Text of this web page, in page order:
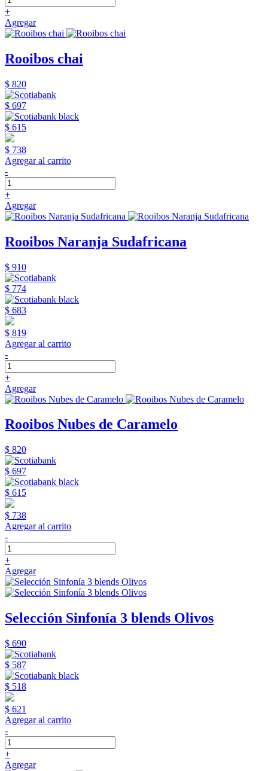
+
Agregar
Rooibos chai
$ 820
$ 697
$ 615
$ 738
Agregar al carrito
-
+
Agregar
Rooibos Naranja Sudafricana
$ 910
$ 774
$ 683
$ 819
Agregar al carrito
-
+
Agregar
Rooibos Nubes de Caramelo
$ 820
$ 697
$ 615
$ 738
Agregar al carrito
-
+
Agregar
Selección Sinfonía 3 blends Olivos
$ 690
$ 587
$ 518
$ 621
Agregar al carrito
-
+
Agregar